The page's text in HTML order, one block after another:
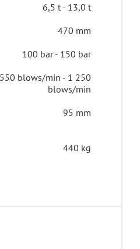
6,5 t - 13,0 t
470 mm
100 bar - 150 bar
550 blows/min - 1 250
blows/min
95 mm
440 kg